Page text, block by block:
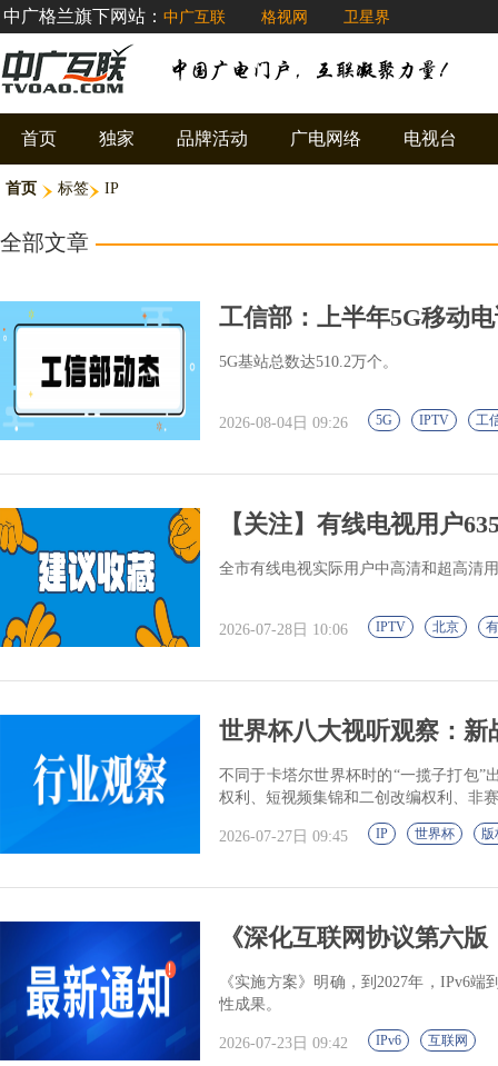
中广格兰旗下网站： 中广互联 格视网 卫星界
首页 独家 品牌活动 广电网络 电视台
首页 标签 IP
全部文章
工信部：上半年5G移动
5G基站总数达510.2万个。
2026-08-04日 09:26 5G IPTV 工
【关注】有线电视用户
全市有线电视实际用户中高清和超高清
2026-07-28日 10:06 IPTV 北京
世界杯八大视听观察：
不同于卡塔尔世界杯时的“一揽子打包”
权利、短视频集锦和二创改编权利、非
2026-07-27日 09:45 IP 世界杯 版
《深化互联网协议第六
《实施方案》明确，到2027年，IPv6
性成果。
2026-07-23日 09:42 IPv6 互联网